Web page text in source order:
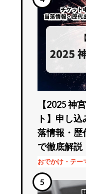
【2025 神
ト】申し
落情報・歴
で徹底解説
おでかけ・テー